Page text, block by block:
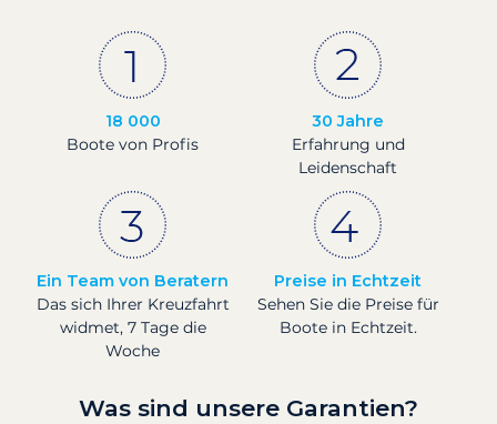
18 000
Boote von Profis
30 Jahre
Erfahrung und
Leidenschaft
Ein Team von Beratern
Das sich Ihrer Kreuzfahrt
widmet, 7 Tage die
Woche
Preise in Echtzeit
Sehen Sie die Preise für
Boote in Echtzeit.
Was sind unsere Garantien?